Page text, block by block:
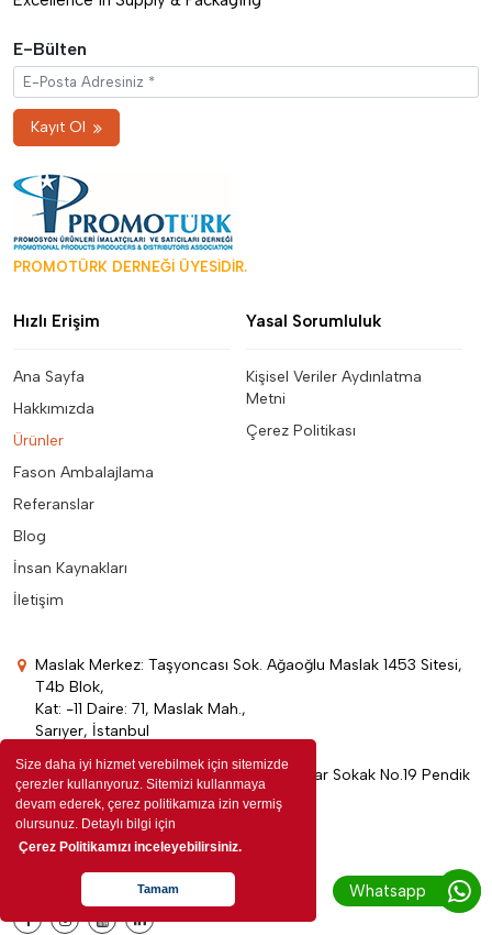
Size daha iyi hizmet verebilmek için sitemizde
çerezler kullanıyoruz. Sitemizi kullanmaya
devam ederek, çerez politikamıza izin vermiş
olursunuz. Detaylı bilgi için
Çerez Politikamızı inceleyebilirsiniz.
Tamam
E-Bülten
Kayıt Ol
PROMOTÜRK DERNEĞİ ÜYESİDİR.
Hızlı Erişim
Ana Sayfa
Hakkımızda
Ürünler
Fason Ambalajlama
Referanslar
Blog
İnsan Kaynakları
İletişim
Yasal Sorumluluk
Kişisel Veriler Aydınlatma
Metni
Çerez Politikası
Maslak Merkez: Taşyoncası Sok. Ağaoğlu Maslak 1453 Sitesi,
T4b Blok,
Kat: -11 Daire: 71, Maslak Mah.,
Sarıyer, İstanbul
Pendik Fabrika: Dumlupınar Mahallesi Nar Sokak No.19 Pendik
İstanbul
+90 850 304 3336
Whatsapp